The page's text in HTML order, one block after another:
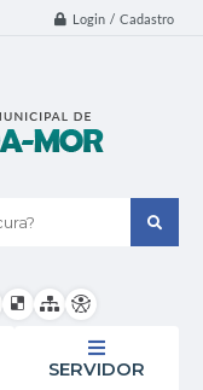
Login / Cadastro
SERVIDOR